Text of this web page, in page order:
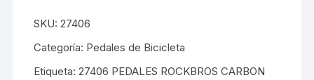
SKU:27406
Categoría: Pedales de Bicicleta
Etiqueta:27406 PEDALES ROCKBROS CARBON